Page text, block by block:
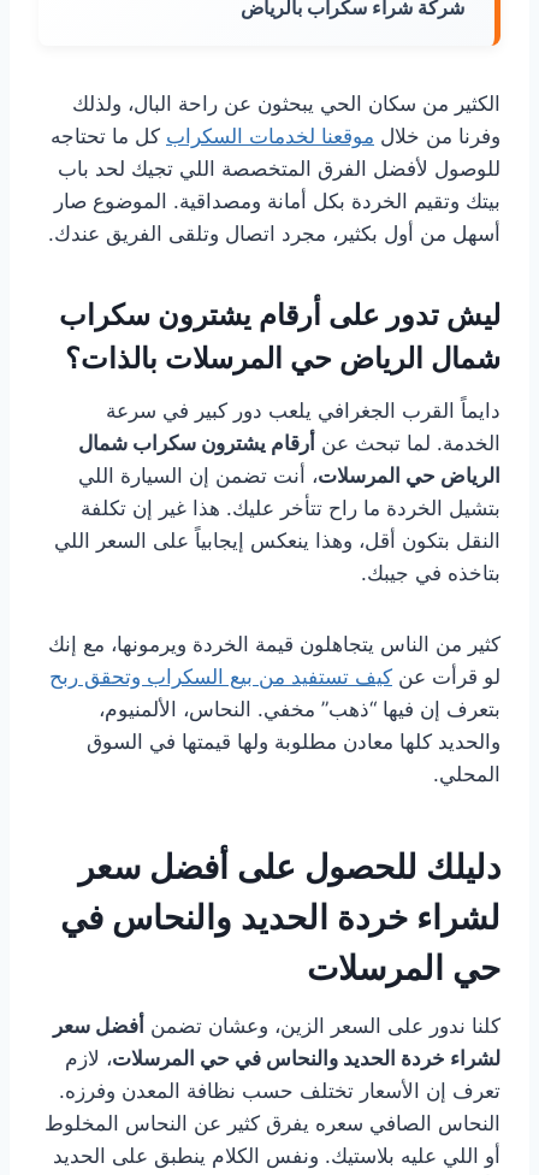
شركة شراء سكراب بالرياض
الكثير من سكان الحي يبحثون عن راحة البال، ولذلك
وفرنا من خلال موقعنا لخدمات السكراب كل ما تحتاجه
للوصول لأفضل الفرق المتخصصة اللي تجيك لحد باب
بيتك وتقيم الخردة بكل أمانة ومصداقية. الموضوع صار
أسهل من أول بكثير، مجرد اتصال وتلقى الفريق عندك.
ليش تدور على أرقام يشترون سكراب
شمال الرياض حي المرسلات بالذات؟
دايماً القرب الجغرافي يلعب دور كبير في سرعة
الخدمة. لما تبحث عن أرقام يشترون سكراب شمال
الرياض حي المرسلات، أنت تضمن إن السيارة اللي
بتشيل الخردة ما راح تتأخر عليك. هذا غير إن تكلفة
النقل بتكون أقل، وهذا ينعكس إيجابياً على السعر اللي
بتاخذه في جيبك.
كثير من الناس يتجاهلون قيمة الخردة ويرمونها، مع إنك
لو قرأت عن كيف تستفيد من بيع السكراب وتحقق ربح
بتعرف إن فيها “ذهب” مخفي. النحاس، الألمنيوم،
والحديد كلها معادن مطلوبة ولها قيمتها في السوق
المحلي.
دليلك للحصول على أفضل سعر
لشراء خردة الحديد والنحاس في
حي المرسلات
كلنا ندور على السعر الزين، وعشان تضمن أفضل سعر
لشراء خردة الحديد والنحاس في حي المرسلات، لازم
تعرف إن الأسعار تختلف حسب نظافة المعدن وفرزه.
النحاس الصافي سعره يفرق كثير عن النحاس المخلوط
أو اللي عليه بلاستيك. ونفس الكلام ينطبق على الحديد